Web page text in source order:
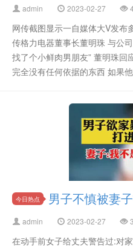
admin 2023-02-27
网传截图显示一自媒体大V发布
传格力电器董事长董明珠 与公
找了个小鲜肉男朋友” 董明珠回
完全没有任何依据的东西 如果
今日热点 男子不慎被妻
admin 2023-02-27
在动手前女子给丈夫警告过:对